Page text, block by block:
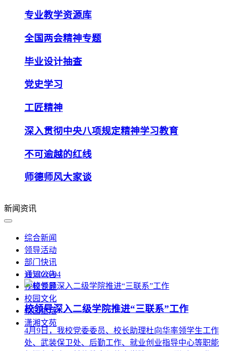
专业教学资源库
全国两会精神专题
毕业设计抽查
党史学习
工匠精神
深入贯彻中央八项规定精神学习教育
不可逾越的红线
师德师风大家谈
新闻资讯
综合新闻
领导活动
部门快讯
通知公告
视频专题
校园文化
校园生活
潇湘文苑
11 2026-04
校领导深入二级学院推进“三联系”工作
4月9日，我校党委委员、校长助理杜向华率领学生工作
处、武装保卫处、后勤工作、就业创业指导中心等职能